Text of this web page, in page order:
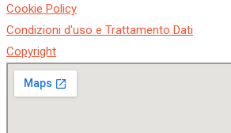
Cookie Policy
Condizioni d'uso e Trattamento Dati
Copyright